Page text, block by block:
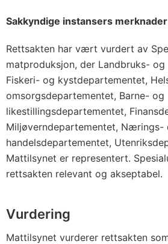
Sakkyndige instansers merknader
Rettsakten har vært vurdert av
matproduksjon, der Landbruks-
Fiskeri- og kystdepartementet,
omsorgsdepartementet, Barne- og
likestillingsdepartementet,
Miljøverndepartementet, Nærings-
handelsdepartementet,
Mattilsynet er representert.
rettsakten relevant og akseptabel.
Vurdering
Mattilsynet vurderer rettsakten